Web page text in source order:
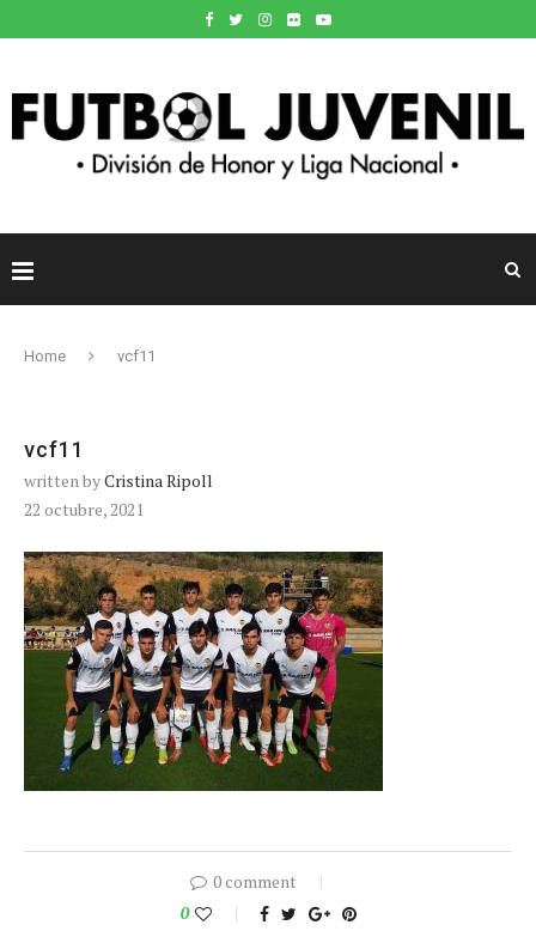
Home vcf11
vcf11
written byCristina Ripoll
22 octubre, 2021
0 comment
0